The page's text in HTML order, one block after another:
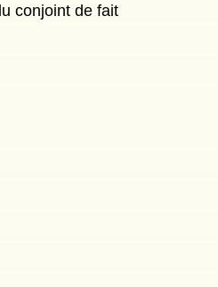
conjoint de fait